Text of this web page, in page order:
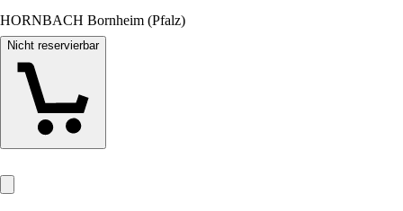
HORNBACH Bornheim (Pfalz)
Nicht reservierbar